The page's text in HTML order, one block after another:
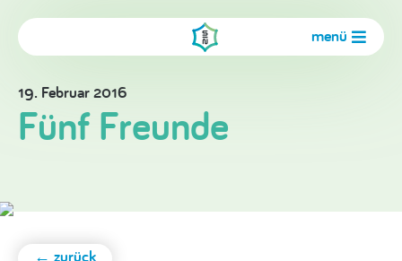
menü
19. Februar 2016
Fünf Freunde
← zurück